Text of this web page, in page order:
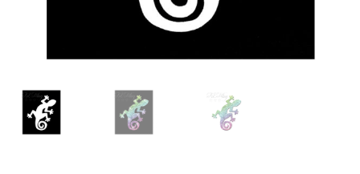
Versandbedingungen
Warenkorb
Widerrufsbelehrung / Muster-Widerrufsformular